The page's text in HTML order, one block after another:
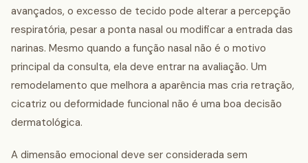
avançados, o excesso de tecido pode alterar a percepção
respiratória, pesar a ponta nasal ou modificar a entrada das
narinas. Mesmo quando a função nasal não é o motivo
principal da consulta, ela deve entrar na avaliação. Um
remodelamento que melhora a aparência mas cria retração,
cicatriz ou deformidade funcional não é uma boa decisão
dermatológica.
A dimensão emocional deve ser considerada sem